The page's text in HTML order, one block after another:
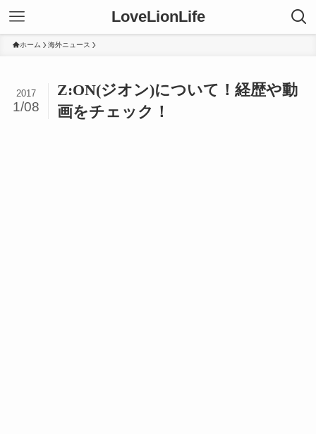
LoveLionLife
ホーム 海外ニュース
Z:ON(ジオン)について！経歴や動
画をチェック！
2017
1/08